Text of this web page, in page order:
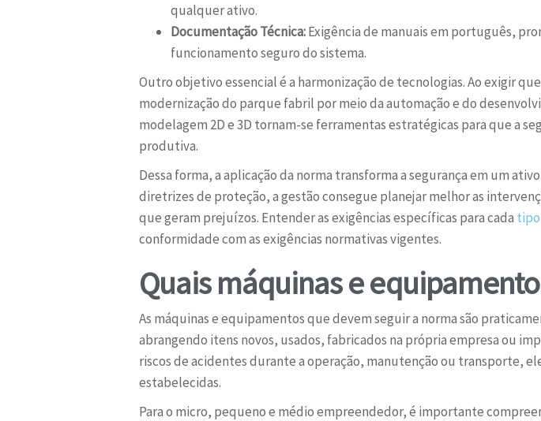
qualquer ativo.
Documentação Técnica:Exigência de manuais em português,
funcionamento seguro do sistema.
Outro objetivo essencial é a harmonização de tecnologias. Ao exigir
modernização do parque fabril por meio da automação e do
modelagem 2D e 3D tornam-se ferramentas estratégicas para que a
produtiva.
Dessa forma, a aplicação da norma transforma a segurança em um
diretrizes de proteção, a gestão consegue planejar melhor as
que geram prejuízos. Entender as exigências específicas para cada
conformidade com as exigências normativas vigentes.
Quais máquinas e
As máquinas e equipamentos que devem seguir a norma são
abrangendo itens novos, usados, fabricados na própria empresa ou
riscos de acidentes durante a operação, manutenção ou transporte,
estabelecidas.
Para o micro, pequeno e médio empreendedor, é importante